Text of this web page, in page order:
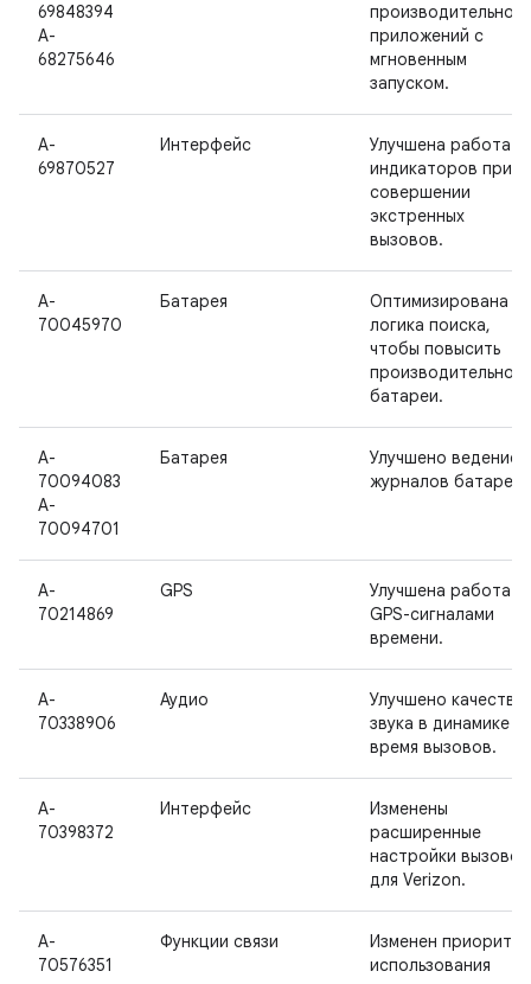
69848394
A-
68275646
приложений с
мгновенным
запуском.
A-
69870527
Интерфейс
Улучшена работа
индикаторов при
совершении
экстренных
вызовов.
A-
70045970
Батарея
Оптимизирована
логика поиска,
чтобы повысить
батареи.
A-
70094083
A-
70094701
Батарея
Улучшено ведение
журналов батареи.
A-
70214869
GPS
Улучшена работа с
GPS-сигналами
времени.
A-
70338906
Аудио
Улучшено качество
звука в динамике
время вызовов.
A-
70398372
Интерфейс
Изменены
расширенные
настройки вызовов
для Verizon.
A-
70576351
Функции связи
Изменен приоритет
использования